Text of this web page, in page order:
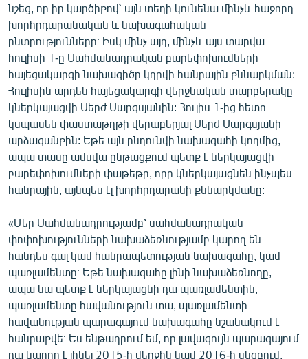
նշեց, որ իր կարծիքով՝ այն տեղի կունենա մինչև հաջորդ
խորհրդարանական և նախագահական
ընտրությունները։ Իսկ մինչ այդ, մինչև այս տարվա
հուլիսի 1-ը Սահմանադրական բարեփոխումների
հայեցակարգի նախագիծը կդրվի հանրային քննարկման:
Հուլիսին արդեն հայեցակարգի վերջնական տարբերակը
կներկայացվի Սերժ Սարգսյանին: Հուլիս 1-ից հետո
կսպասեն փաստաթղթի վերաբերյալ Սերժ Սարգսյանի
արձագանքին: Եթե այն ընդունվի նախագահի կողմից,
ապա տասը ամսվա ընթացքում պետք է ներկայացվի
բարեփոխումների փաթեթը, որը կներկայացնեն ինչպես
հանրային, այնպես էլ խորհրդարանի քննարկմանը:
«Մեր Սահմանադրությամբ՝ սահմանադրական
փոփոխությունների նախաձեռնությամբ կարող են
հանդես գալ կամ հանրապետության նախագահը, կամ
պառլամենտը։ Եթե նախագահը լինի նախաձեռնողը,
ապա նա պետք է ներկայացնի դա պառլամենտին,
պառլամենտը հավանություն տա, պառլամենտի
հավանության պարագայում նախագահը նշանակում է
հանրաքվե։ Ես ենթադրում եմ, որ լավագույն պարագայում
դա կարող է լինել 2015-ի վերջին կամ 2016-ի սկզբում,